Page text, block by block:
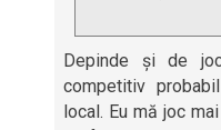
Depinde și de
competitiv
local. Eu mă joc